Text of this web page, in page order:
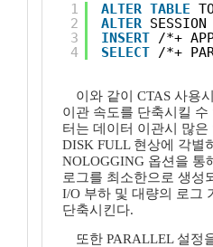
1
2
3
4
ALTER TABLE
ALTER
INSERT /*+
SELECT /*+
이와 같이 CTAS 사용
이관 속도를 단축시킬 수
터는 데이터 이관시 많
DISK FULL 현상에 각별
NOLOGGING 옵션을 통
로그를 최소한으로 생성
I/O 부하 및 대량의 로그
단축시킨다.
또한 PARALLEL 설정